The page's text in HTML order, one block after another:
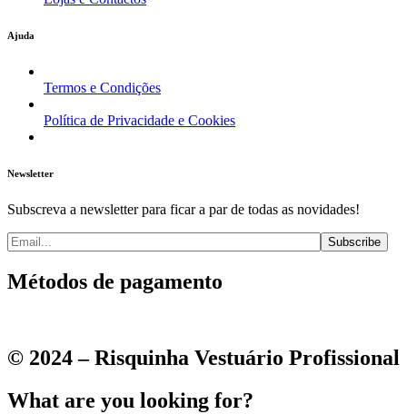
Ajuda
Termos e Condições
Política de Privacidade e Cookies
Newsletter
Subscreva a newsletter para ficar a par de todas as novidades!
Métodos de pagamento
© 2024 – Risquinha Vestuário Profissional
What are you looking for?